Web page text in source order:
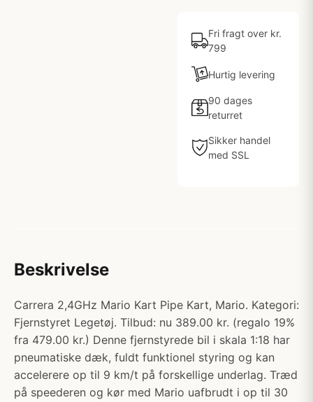
Fri fragt over kr.
799
Hurtig levering
90 dages
returret
Sikker handel
med SSL
Beskrivelse
Carrera 2,4GHz Mario Kart Pipe Kart, Mario. Kategori:
Fjernstyret Legetøj. Tilbud: nu 389.00 kr. (regalo 19%
fra 479.00 kr.) Denne fjernstyrede bil i skala 1:18 har
pneumatiske dæk, fuldt funktionel styring og kan
accelerere op til 9 km/t på forskellige underlag. Træd
på speederen og kør med Mario uafbrudt i op til 30